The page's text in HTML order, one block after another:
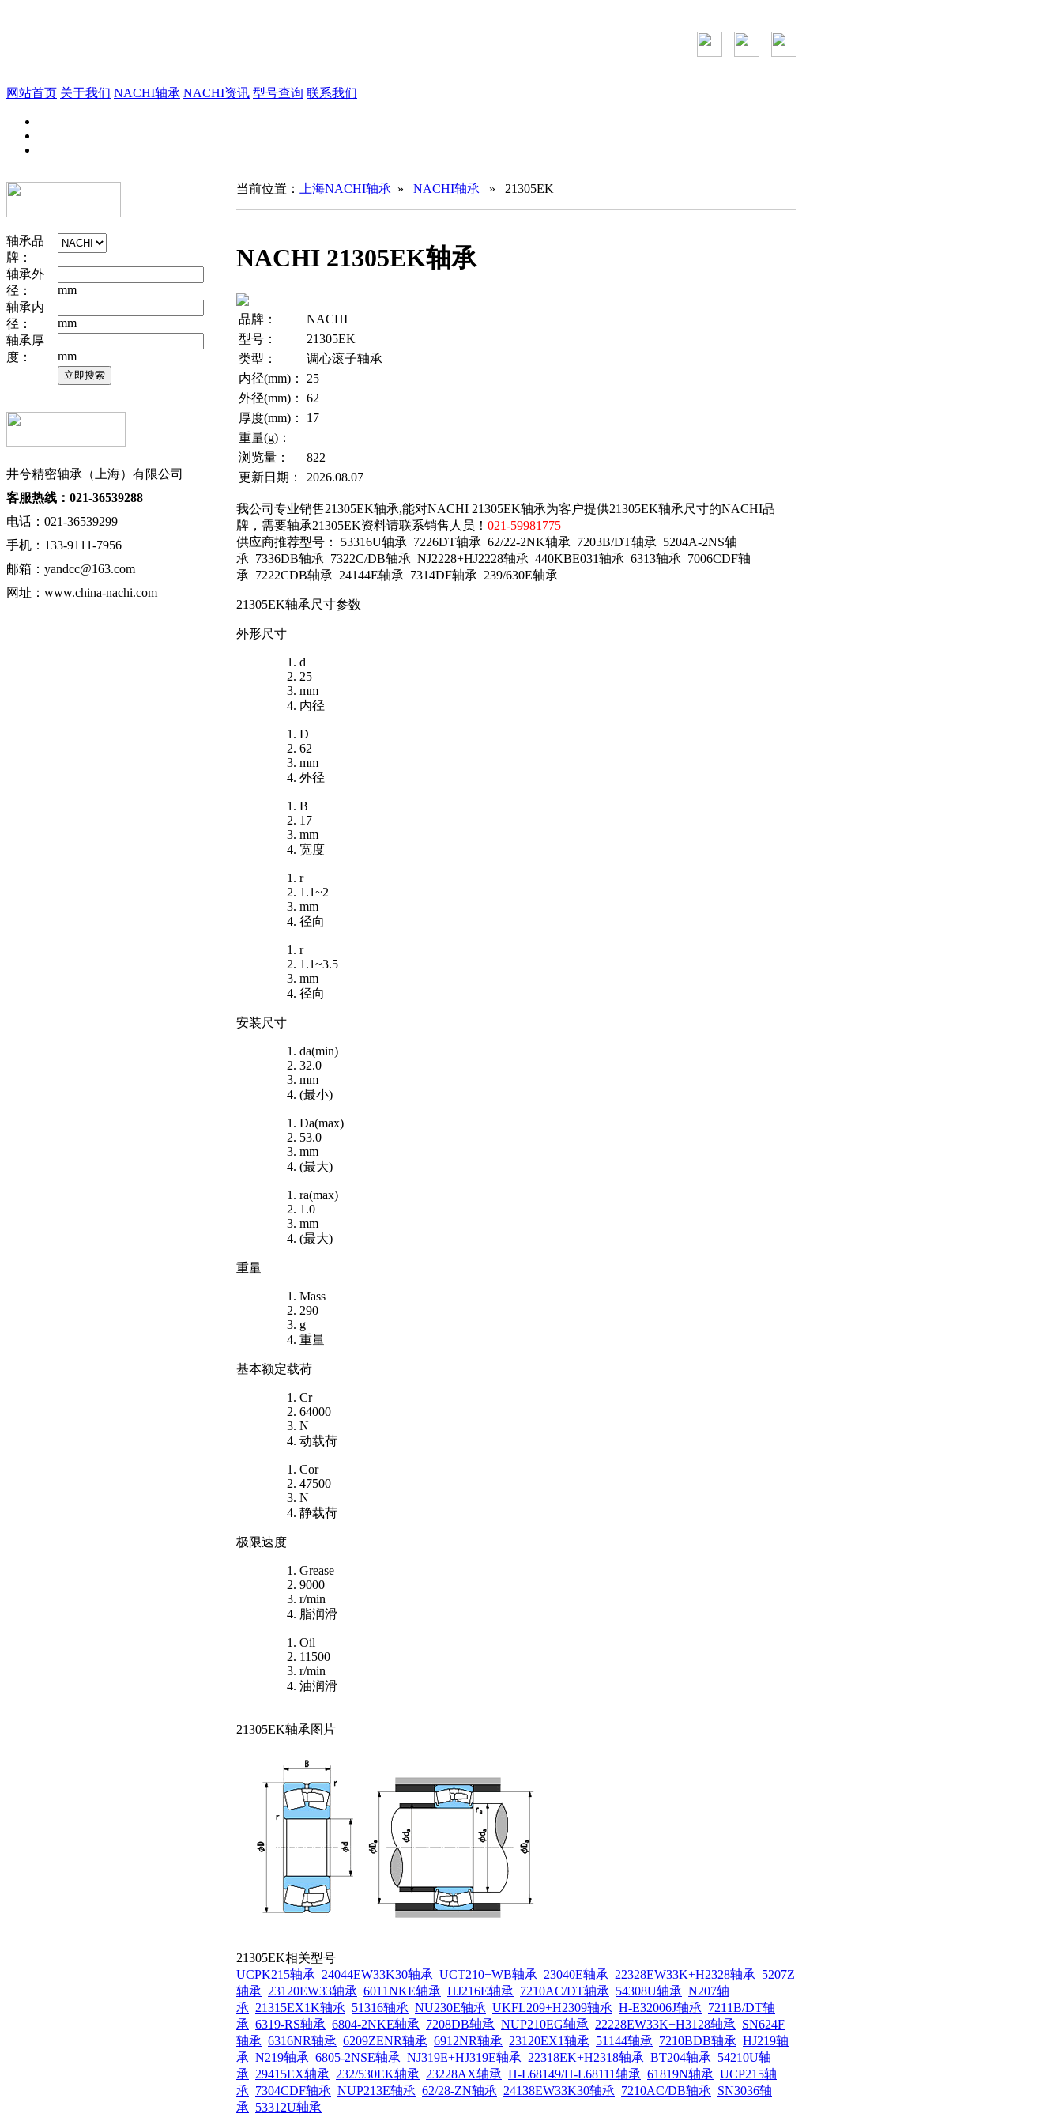
网站首页 关于我们 NACHI轴承 NACHI资讯 型号查询 联系我们
轴承品
牌：
轴承外
径：
mm
轴承内
径：
mm
轴承厚
度：
mm
井兮精密轴承（上海）有限公司
客服热线：021-36539288
电话：021-36539299
手机：133-9111-7956
邮箱：yandcc@163.com
网址：www.china-nachi.com
当前位置： 上海NACHI轴承 » NACHI轴承 » 21305EK
NACHI 21305EK轴承
品牌：
NACHI
型号：
21305EK
类型：
调心滚子轴承
内径(mm)：
25
外径(mm)：
62
厚度(mm)：
17
重量(g)：
浏览量：
822
更新日期：
2026.08.07
我公司专业销售21305EK轴承,能对NACHI 21305EK轴承为客户提供21305EK轴承尺寸的NACHI品
牌，需要轴承21305EK资料请联系销售人员！ 021-59981775
供应商推荐型号： 53316U轴承 7226DT轴承 62/22-2NK轴承 7203B/DT轴承 5204A-2NS轴
承 7336DB轴承 7322C/DB轴承 NJ2228+HJ2228轴承 440KBE031轴承 6313轴承 7006CDF轴
承 7222CDB轴承 24144E轴承 7314DF轴承 239/630E轴承
21305EK轴承尺寸参数
外形尺寸
d
25
mm
内径
D
62
mm
外径
B
17
mm
宽度
r
1.1~2
mm
径向
r
1.1~3.5
mm
径向
安装尺寸
da(min)
32.0
mm
(最小)
Da(max)
53.0
mm
(最大)
ra(max)
1.0
mm
(最大)
重量
Mass
290
g
重量
基本额定载荷
Cr
64000
N
动载荷
Cor
47500
N
静载荷
极限速度
Grease
9000
r/min
脂润滑
Oil
11500
r/min
油润滑
21305EK轴承图片
21305EK相关型号
UCPK215轴承 24044EW33K30轴承 UCT210+WB轴承 23040E轴承 22328EW33K+H2328轴承 5207Z
轴承 23120EW33轴承 6011NKE轴承 HJ216E轴承 7210AC/DT轴承 54308U轴承 N207轴
承 21315EX1K轴承 51316轴承 NU230E轴承 UKFL209+H2309轴承 H-E32006J轴承 7211B/DT轴
承 6319-RS轴承 6804-2NKE轴承 7208DB轴承 NUP210EG轴承 22228EW33K+H3128轴承 SN624F
轴承 6316NR轴承 6209ZENR轴承 6912NR轴承 23120EX1轴承 51144轴承 7210BDB轴承 HJ219轴
承 N219轴承 6805-2NSE轴承 NJ319E+HJ319E轴承 22318EK+H2318轴承 BT204轴承 54210U轴
承 29415EX轴承 232/530EK轴承 23228AX轴承 H-L68149/H-L68111轴承 61819N轴承 UCP215轴
承 7304CDF轴承 NUP213E轴承 62/28-ZN轴承 24138EW33K30轴承 7210AC/DB轴承 SN3036轴
承 53312U轴承